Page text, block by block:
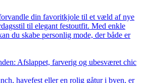
din favoritkjole til et væld af nye
til elegant festoutfit. Med enkle
du skabe personlig mode, der både er
Afslappet, farverig og ubesværet chic
havefest eller en rolig gåtur i byen, er